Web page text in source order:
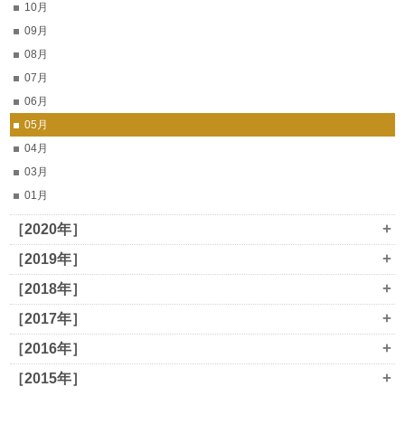
10月
09月
08月
07月
06月
05月
04月
03月
01月
［2020年］ +
［2019年］ +
［2018年］ +
［2017年］ +
［2016年］ +
［2015年］ +